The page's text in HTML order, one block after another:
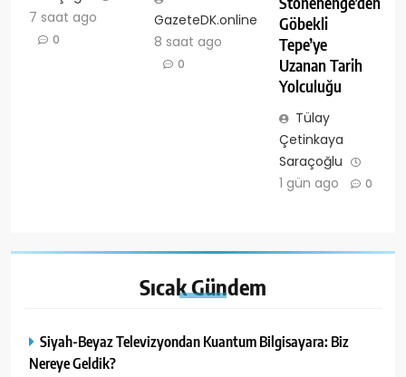
7 saat ago
0
GazeteDK.online
8 saat ago
0
Göbekli
Tepe’ye
Uzanan Tarih
Yolculuğu
Tülay
Çetinkaya
Saraçoğlu
1 gün ago
0
SıcakGündem
Siyah-Beyaz Televizyondan Kuantum Bilgisayara: Biz
Nereye Geldik?